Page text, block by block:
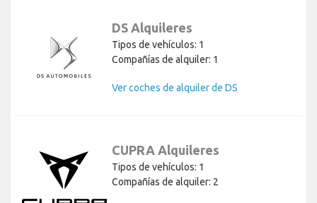
DS Alquileres
Tipos de vehículos: 1
Compañías de alquiler: 1
Ver coches de alquiler de DS
CUPRA Alquileres
Tipos de vehículos: 1
Compañías de alquiler: 2